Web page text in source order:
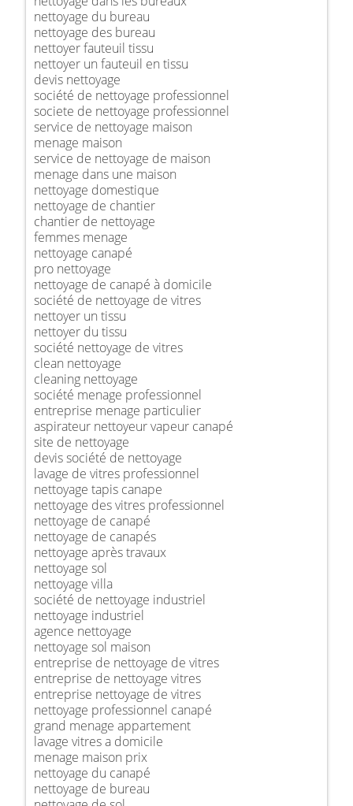
nettoyage du bureau
nettoyage des bureau
nettoyer fauteuil tissu
nettoyer un fauteuil en tissu
devis nettoyage
société de nettoyage professionnel
societe de nettoyage professionnel
service de nettoyage maison
menage maison
service de nettoyage de maison
menage dans une maison
nettoyage domestique
nettoyage de chantier
chantier de nettoyage
femmes menage
nettoyage canapé
pro nettoyage
nettoyage de canapé à domicile
société de nettoyage de vitres
nettoyer un tissu
nettoyer du tissu
société nettoyage de vitres
clean nettoyage
cleaning nettoyage
société menage professionnel
entreprise menage particulier
aspirateur nettoyeur vapeur canapé
site de nettoyage
devis société de nettoyage
lavage de vitres professionnel
nettoyage tapis canape
nettoyage des vitres professionnel
nettoyage de canapé
nettoyage de canapés
nettoyage après travaux
nettoyage sol
nettoyage villa
société de nettoyage industriel
nettoyage industriel
agence nettoyage
nettoyage sol maison
entreprise de nettoyage de vitres
entreprise de nettoyage vitres
entreprise nettoyage de vitres
nettoyage professionnel canapé
grand menage appartement
lavage vitres a domicile
menage maison prix
nettoyage du canapé
nettoyage de bureau